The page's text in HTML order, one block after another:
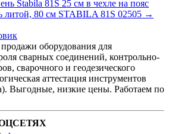
Stabila 81S 25 см в чехле на пояс
литой, 80 см STABILA 81S 02505 →
оборудования для
сварных соединений, контрольно-
сварочного и геодезического
аттестация инструментов
Выгодные, низкие цены. Работаем по